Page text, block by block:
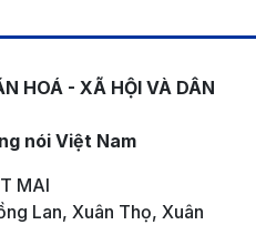
HOÁ - XÃ HỘI VÀ DÂN
nói Việt Nam
MAI
Lan, Xuân Thọ, Xuân